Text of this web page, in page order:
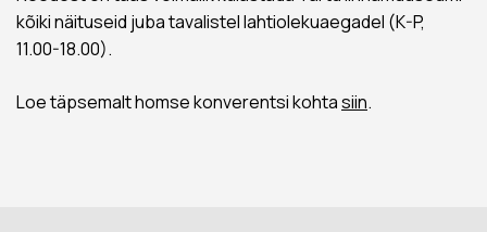
kõiki näituseid juba tavalistel lahtiolekuaegadel (K-P,
11.00-18.00).
Loe täpsemalt homse konverentsi kohtasiin.